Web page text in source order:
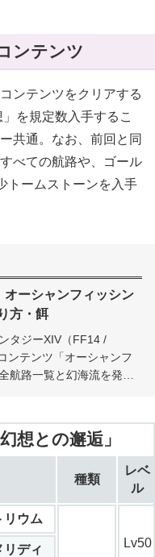
ンテンツ
ンテンツをクリアする
を規定数入手するこ
共通。なお、前回と同
べての航路や、ゴール
トームストーンを入手
オーシャンフィッシン
方・餌
タジーXIV（FF14 /
ンテンツ「オーシャンフ
航路一覧と幻海流を発生
想との邂逅」
種類
レベ
ル
リウム
Lv50
ディ